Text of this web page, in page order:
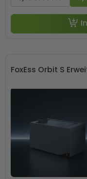
FoxEss Orbit S